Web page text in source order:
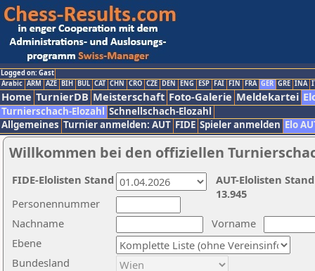
Logged on: Gast
Arabic ARM AZE BIH BUL CAT CHN CRO CZE DEN ENG ESP FAI FIN FRA GER GRE INA
Home TurnierDB Meisterschaft Foto-Galerie Meldekartei
Turnierschach-Elozahl Schnellschach-Elozahl
Allgemeines Turnier anmelden: AUT FIDE Spieler anmelden Elo
Willkommen bei den offiziellen
Nachname
Vorname
Ebene
Personennummer
Bundesland
AUT-Elolisten
13.945
FIDE-Elolisten Stand